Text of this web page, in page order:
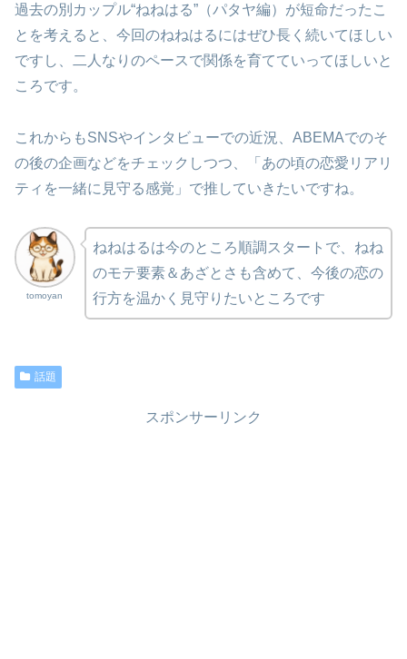
過去の別カップル“ねねはる”（パタヤ編）が短命だったこ
とを考えると、今回のねねはるにはぜひ長く続いてほしい
ですし、二人なりのペースで関係を育てていってほしいと
ころです。
これからもSNSやインタビューでの近況、ABEMAでのそ
の後の企画などをチェックしつつ、「あの頃の恋愛リアリ
ティを一緒に見守る感覚」で推していきたいですね。
tomoyan
ねねはるは今のところ順調スタートで、ねね
のモテ要素＆あざとさも含めて、今後の恋の
行方を温かく見守りたいところです
話題
スポンサーリンク